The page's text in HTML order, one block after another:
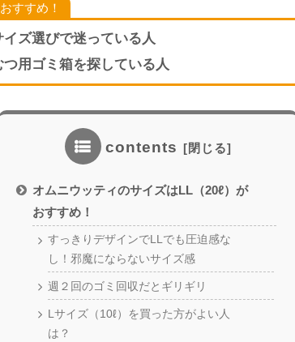
すすめ！
イズ選びで迷っている人
つ用ゴミ箱を探している人
contents
オムニウッティのサイズはLL（20ℓ）が
おすすめ！
すっきりデザインでLLでも圧迫感な
し！邪魔にならないサイズ感
週２回のゴミ回収だとギリギリ
Lサイズ（10ℓ）を買った方がよい人
は？